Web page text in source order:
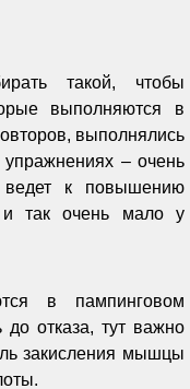
такой, чтобы
выполняются в
выполнялись
упражнениях – очень
к повышению
и так очень мало у
в пампинговом
отказа, тут важно
закисления мышцы